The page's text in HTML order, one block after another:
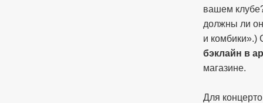
вашем
должны ли
и комбики».)
бэклайн в
магазине.
Для